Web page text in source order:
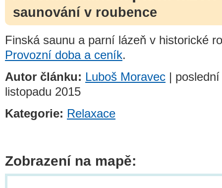
saunování v roubence
Finská saunu a parní lázeň v historické
Provozní doba a ceník.
Autor článku: Luboš Moravec |
listopadu 2015
Kategorie: Relaxace
Zobrazení na mapě: